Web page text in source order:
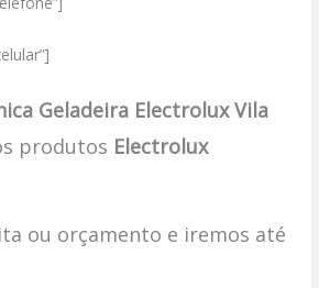
Geladeira Electrolux Vila
produtos Electrolux
ou orçamento e iremos até